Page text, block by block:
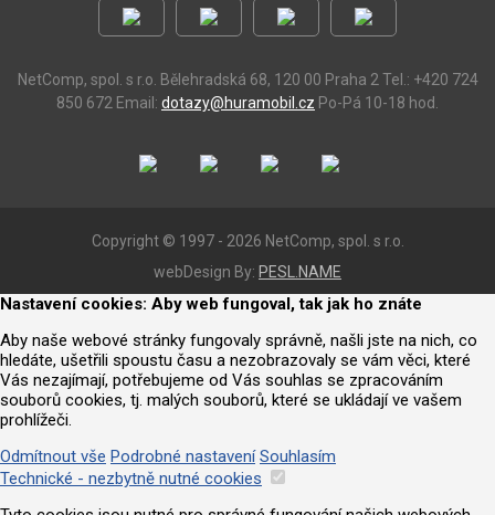
NetComp, spol. s r.o. Bělehradská 68, 120 00 Praha 2 Tel.: +420 724
850 672 Email: dotazy@huramobil.cz Po-Pá 10-18 hod.
Copyright © 1997 - 2026 NetComp, spol. s r.o.
webDesign By: PESL.NAME
Nastavení cookies: Aby web fungoval, tak jak ho znáte
Aby naše webové stránky fungovaly správně, našli jste na nich, co
hledáte, ušetřili spoustu času a nezobrazovaly se vám věci, které
Vás nezajímají, potřebujeme od Vás souhlas se zpracováním
souborů cookies, tj. malých souborů, které se ukládají ve vašem
prohlížeči.
Odmítnout vše Podrobné nastavení Souhlasím
Technické - nezbytně nutné cookies